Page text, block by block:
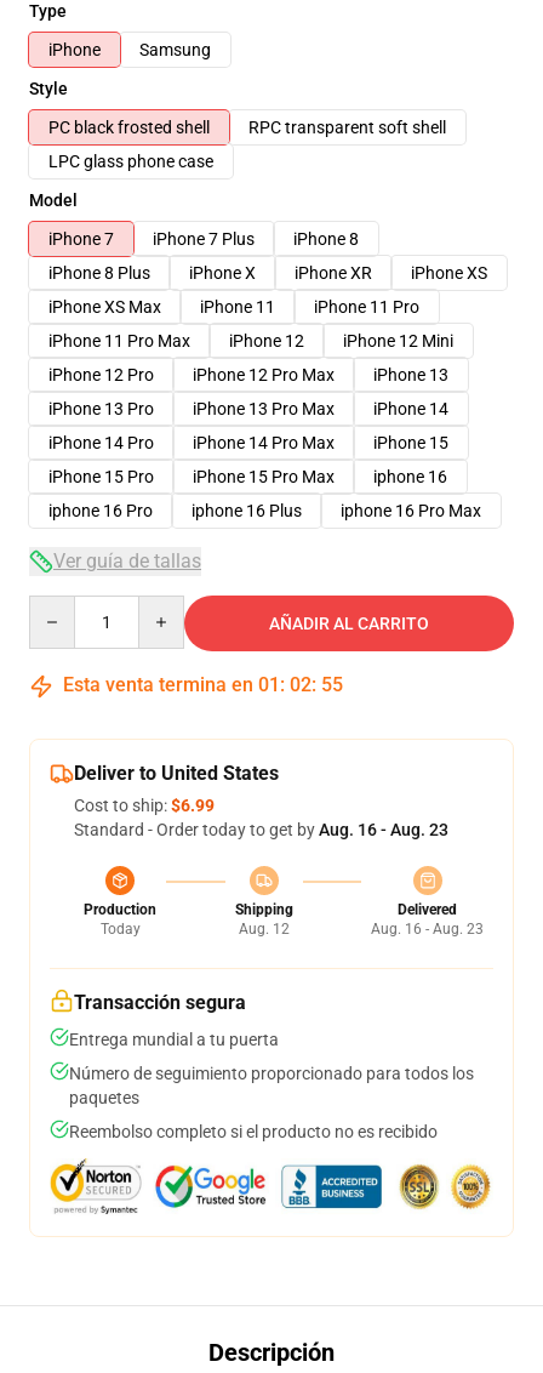
Type
iPhone
Samsung
Style
PC black frosted shell
RPC transparent soft shell
LPC glass phone case
Model
iPhone 7
iPhone 7 Plus
iPhone 8
iPhone 8 Plus
iPhone X iPhone XR
iPhone XS
iPhone XS Max
iPhone 11
iPhone 11 Pro
iPhone 11 Pro Max
iPhone 12
iPhone 12 Mini
iPhone 12 Pro
iPhone 12 Pro Max
iPhone 13
iPhone 13 Pro
iPhone 13 Pro Max
iPhone 14
iPhone 14 Pro
iPhone 14 Pro Max
iPhone 15
iPhone 15 Pro
iPhone 15 Pro Max
iphone 16
iphone 16 Pro
iphone 16 Plus iphone 16 Pro Max
Ver guía de tallas
AÑADIR AL CARRITO
Esta venta termina en 01 : 02: 54
Deliver to United States
Cost to ship:$6.99
Standard - Order today to get byAug. 16 - Aug. 23
Production
Today
Shipping
Aug. 12
Delivered
Aug. 16 - Aug. 23
Transacción segura
Entrega mundial a tu puerta
Número de seguimiento proporcionado para todos los
paquetes
Reembolso completo si el producto no es recibido
Descripción